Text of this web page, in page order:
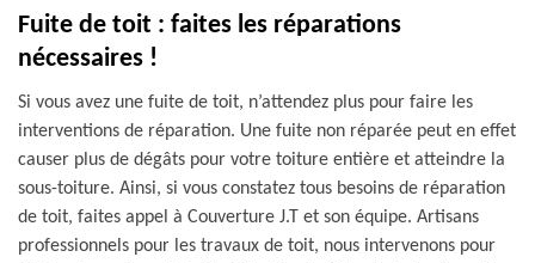
Fuite de toit : faites les réparations
nécessaires !
Si vous avez une fuite de toit, n’attendez plus pour faire les
interventions de réparation. Une fuite non réparée peut en effet
causer plus de dégâts pour votre toiture entière et atteindre la
sous-toiture. Ainsi, si vous constatez tous besoins de réparation
de toit, faites appel à Couverture J.T et son équipe. Artisans
professionnels pour les travaux de toit, nous intervenons pour